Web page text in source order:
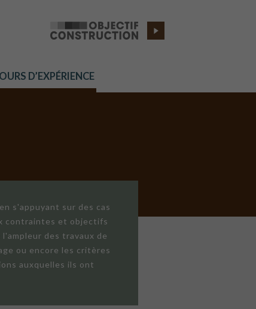
D’EXPÉRIENCE
s'appuyant sur des cas
contraintes et objectifs
des travaux de
ou encore les critères
auxquelles ils ont